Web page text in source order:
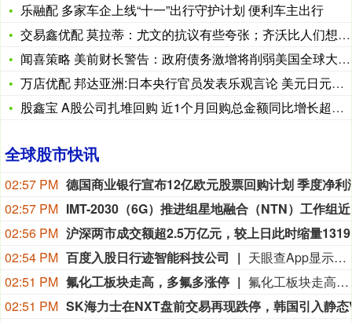
乐融配 多家车企上线“十一”出行守护计划 便利车主出行
交易鑫优配 莫拉蒂：尤文的抗议有些夸张；齐沃比人们想象的更像
闻喜策略 美前财长警告：政府债务激增将削弱美国全球大国的地位
万店优配 邦达亚洲:日本央行官员发表乐观言论 美元日元承压收
股鑫宝 A股公司扎堆回购 近1个月回购总金额同比增长超五成
全球股市快讯
02:57 PM
02:57 PM
02:56 PM
02:54 PM 百度入股日行迹智能科技公司
天眼查App显示，上海日行迹智能科技有限公司发生工商变更，原股东孙天祥退出，新增百度时代网络技术（北京）有限公司为股东。该公司成立于2025年3月，法定代表人为孙天祥，注册资本约199万人民币，经营范围包括人工智能基础软件开发、人工智能应用软件开发、计算机系统服务、数据处理服务等。
02:51 PM 氟化工板块走高，多氟多涨停
氟化工板块走高，多氟多涨停，永太科技、金石资源、昊华科技、巨化股份、联创股份等纷纷走高。
02:51 PM